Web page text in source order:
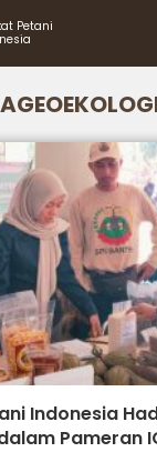
Petani
Indonesia
Pameran